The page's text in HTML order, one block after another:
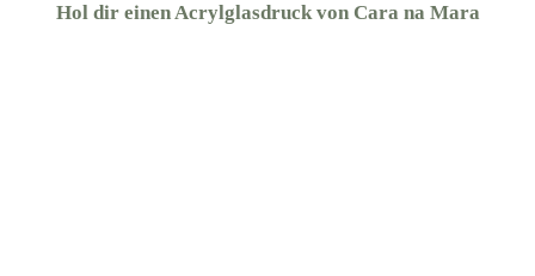
Hol dir einen Acrylglasdruck von Cara na Mara